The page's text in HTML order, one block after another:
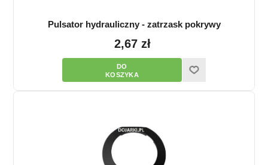
Pulsator hydrauliczny - zatrzask pokrywy
2,67 zł